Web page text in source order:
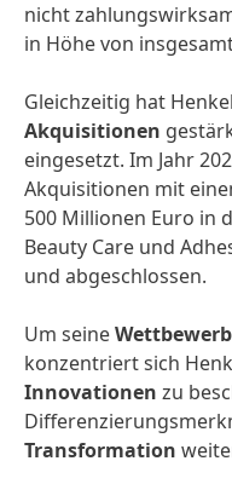
nicht
in Höhe von
Gleichzeitig hat
Akquisitionen
eingesetzt. Im Jahr
Akquisitionen mit
500 Millionen Euro in
Beauty Care und
und abgeschlossen.
Um seine
konzentriert sich
Innovationen zu
Transformation